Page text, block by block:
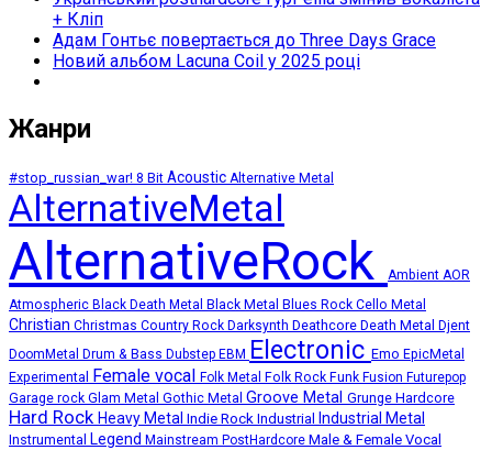
+ Кліп
Адам Гонтьє повертається до Three Days Grace
Новий альбом Lacuna Coil у 2025 році
Жанри
#stop_russian_war! 8 Bit Acoustic Alternative Metal
AlternativeMetal
AlternativeRock Ambient AOR
Atmospheric Black Death Metal Black Metal Blues Rock Cello Metal
Christian Christmas Country Rock Darksynth Deathcore Death Metal
Djent
DoomMetal
Drum & Bass Dubstep EBM Electronic Emo EpicMetal
Experimental Female vocal Folk Metal Folk Rock Funk Fusion Futurepop
Garage rock Glam Metal Gothic Metal Groove Metal Grunge Hardcore
Hard Rock Heavy Metal Indie Rock Industrial Industrial Metal
Instrumental Legend Mainstream PostHardcore Male & Female Vocal